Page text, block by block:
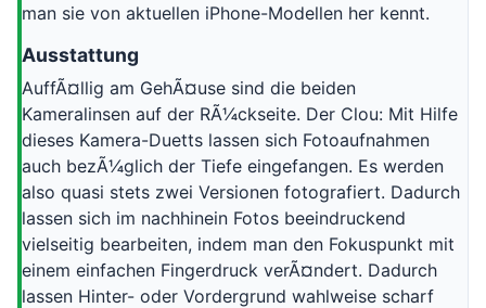
man sie von aktuellen iPhone-Modellen her kennt.
Ausstattung
AuffÃ¤llig am GehÃ¤use sind die beiden
Kameralinsen auf der RÃ¼ckseite. Der Clou: Mit Hilfe
dieses Kamera-Duetts lassen sich Fotoaufnahmen
auch bezÃ¼glich der Tiefe eingefangen. Es werden
also quasi stets zwei Versionen fotografiert. Dadurch
lassen sich im nachhinein Fotos beeindruckend
vielseitig bearbeiten, indem man den Fokuspunkt mit
einem einfachen Fingerdruck verÃ¤ndert. Dadurch
lassen Hinter- oder Vordergrund wahlweise scharf